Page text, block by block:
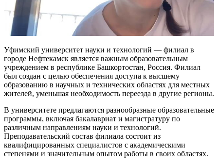
Уфимский университет науки и технологий — филиал в
городе Нефтекамск является важным образовательным
учреждением в республике Башкортостан, Россия. Филиал
был создан с целью обеспечения доступа к высшему
образованию в научных и технических областях для местных
жителей, уменьшая необходимость переезда в другие регионы.
В университете предлагаются разнообразные образовательные
программы, включая бакалавриат и магистратуру по
различным направлениям науки и технологий.
Преподавательский состав филиала состоит из
квалифицированных специалистов с академическими
степенями и значительным опытом работы в своих областях.